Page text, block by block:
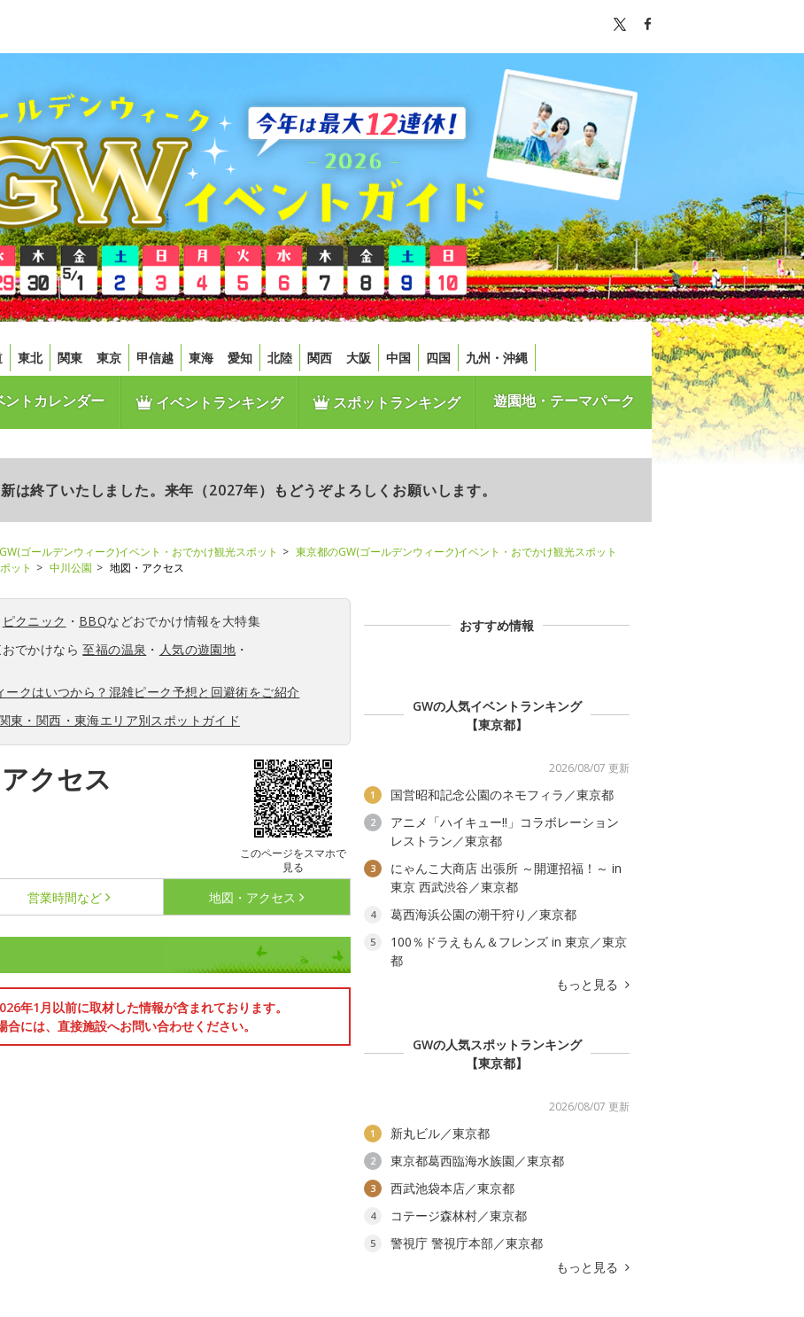
東北 関東 東京 甲信越 東海 愛知 北陸 関西 大阪 中国 四国 九州・沖縄
トカレンダー イベントランキング スポットランキング 遊園地・テーマパーク
は終了いたしました。来年（2027年）もどうぞよろしくお願いします。
ゴールデンウィーク)イベント・おでかけ観光スポット
東京都のGW(ゴールデンウィーク)イベント・おでかけ観光スポット
ット
中川公園 地図・アクセス
ピクニック ・ BBQなどおでかけ情報を大特集
おでかけなら至福の温泉 ・ 人気の遊園地 ・
クはいつから？混雑ピーク予想と回避術をご紹介
東・関西・東海エリア別スポットガイド
クセス
このページをスマホで
見る
営業時間など 地図・アクセス
年1月以前に取材した情報が含まれております。
には、直接施設へお問い合わせください。
おすすめ情報
GWの人気イベントランキング
【東京都】
2026/08/07 更新
1 国営昭和記念公園のネモフィラ／東京都
2
アニメ「ハイキュー!!」コラボレーション
レストラン／東京都
3
にゃんこ大商店 出張所 ～開運招福！～ in
東京 西武渋谷／東京都
4 葛西海浜公園の潮干狩り／東京都
5
100％ドラえもん＆フレンズ in 東京／東京
都
もっと見る
GWの人気スポットランキング
【東京都】
2026/08/07 更新
1 新丸ビル／東京都
2 東京都葛西臨海水族園／東京都
3 西武池袋本店／東京都
4 コテージ森林村／東京都
5
警視庁 警視庁本部／東京都
もっと見る